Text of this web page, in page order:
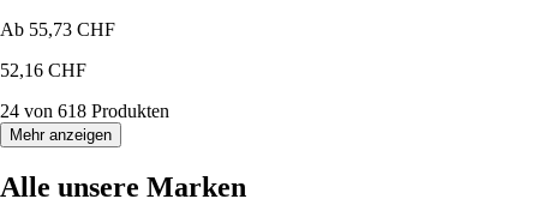
Ab 55,73 CHF
52,16 CHF
24 von 618 Produkten
Mehr anzeigen
Alle unsere Marken